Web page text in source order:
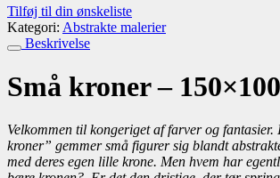
Tilføj til din ønskeliste
Kategori: Abstrakte malerier
Beskrivelse
Små kroner – 150×100
Velkommen til kongeriget af farver og fantasier.
kroner” gemmer små figurer sig blandt
med deres egen lille krone. Men hvem har